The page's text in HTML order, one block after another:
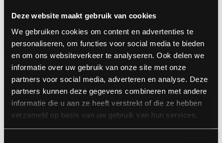
Deze website maakt gebruik van cookies
We gebruiken cookies om content en advertenties te
personaliseren, om functies voor social media te bieden
en om ons websiteverkeer te analyseren. Ook delen we
informatie over uw gebruik van onze site met onze
partners voor social media, adverteren en analyse. Deze
partners kunnen deze gegevens combineren met andere
informatie die u aan ze heeft verstrekt of die ze hebben
verzameld op basis van uw gebruik van hun services.
ONLINE 24 UUR PER DAG TE BESTELLEN
GRAAG TOT ZIENS BIJ HOLLAND VUURWERK
Vuurwerkdealer Holland
Vuurwerk
Holland Vuurwerk in Zutphen is de meest complete winkel voor uw